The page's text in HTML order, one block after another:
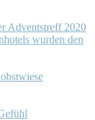
Adventstreff 2020
wurden den